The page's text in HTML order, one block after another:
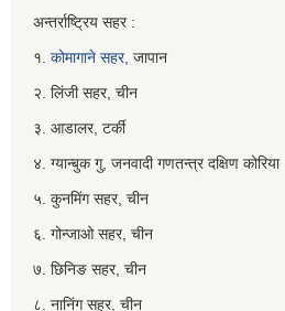
अन्तर्राष्ट्रिय सहर :
१. कोमागाने सहर, जापान
२. लिंजी सहर, चीन
३. आडालर, टर्की
४. ग्यान्बुक गु, जनवादी गणतन्त्र दक्षिण कोरिया
५. कुनमिंग सहर, चीन
६. गोन्जाओ सहर, चीन
७. छिनिङ सहर, चीन
८. नानिंग सहर, चीन